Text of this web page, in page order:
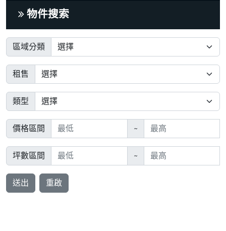
物件搜索
區域分類
租售
類型
價格區間 ~
坪數區間 ~
送出 重啟